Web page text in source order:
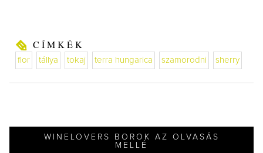
CÍMKÉK
flor tállya tokaj terra hungarica szamorodni sherry
WINELOVERS BOROK AZ OLVASÁS
MELLÉ